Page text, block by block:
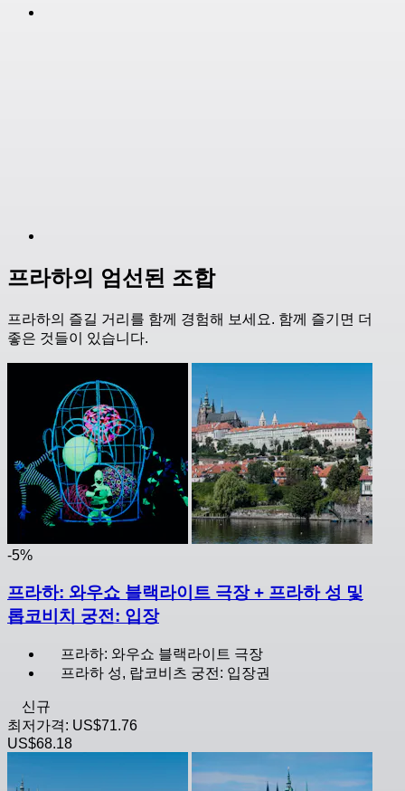
프라하의 엄선된 조합
프라하의 즐길 거리를 함께 경험해 보세요. 함께 즐기면 더
좋은 것들이 있습니다.
-5%
프라하: 와우쇼 블랙라이트 극장 + 프라하 성 및
롭코비치 궁전: 입장
프라하: 와우쇼 블랙라이트 극장
프라하 성, 랍코비츠 궁전: 입장권
신규
최저가격: US$71.76
US$68.18